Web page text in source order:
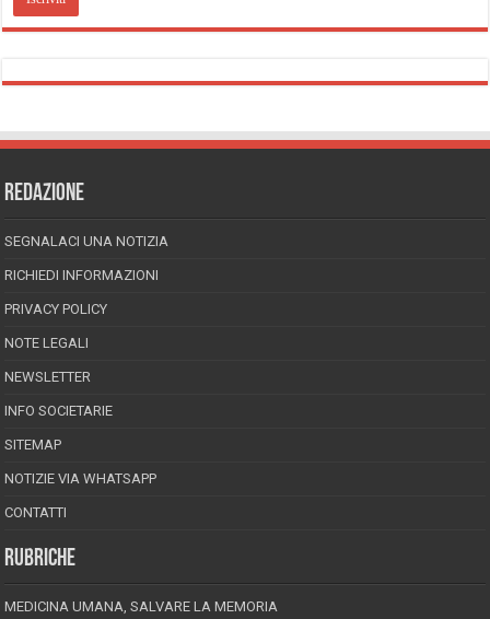
REDAZIONE
SEGNALACI UNA NOTIZIA
RICHIEDI INFORMAZIONI
PRIVACY POLICY
NOTE LEGALI
NEWSLETTER
INFO SOCIETARIE
SITEMAP
NOTIZIE VIA WHATSAPP
CONTATTI
RUBRICHE
MEDICINA UMANA, SALVARE LA MEMORIA